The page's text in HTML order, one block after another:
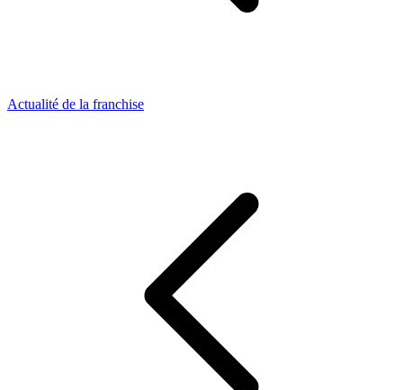
Actualité de la franchise